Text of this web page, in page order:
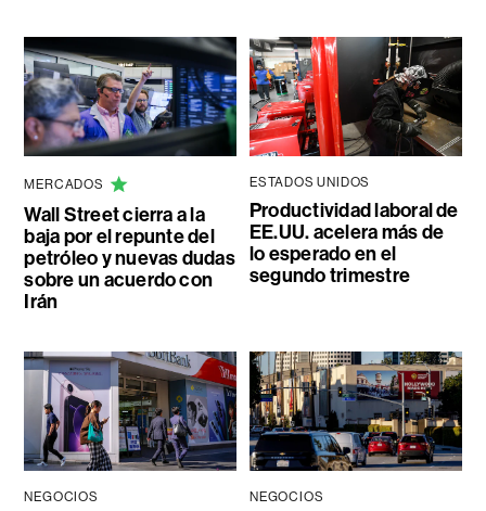
MERCADOS
Wall Street cierra a la
baja por el repunte del
petróleo y nuevas dudas
sobre un acuerdo con
Irán
ESTADOS UNIDOS
Productividad laboral de
EE.UU. acelera más de
lo esperado en el
segundo trimestre
NEGOCIOS NEGOCIOS